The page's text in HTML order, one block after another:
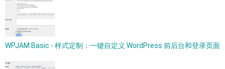
WPJAM Basic - 样式定制：一键自定义 WordPress 前后台和登录页面